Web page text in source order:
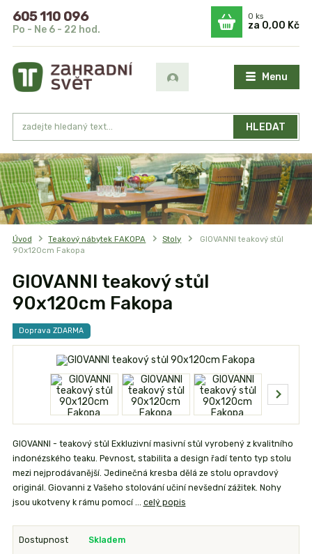
Menu
HLEDAT
605 110 096
Po - Ne 6 - 22 hod.
0ks
za 0,00 Kč
Úvod Teakový nábytek FAKOPA Stoly
GIOVANNI teakový stůl
90x120cm Fakopa
GIOVANNI teakový stůl
90x120cm Fakopa
Doprava ZDARMA
GIOVANNI - teakový stůl Exkluzivní masivní stůl vyrobený z kvalitního
indonézského teaku. Pevnost, stabilita a design řadí tento typ stolu
mezi nejprodávanější. Jedinečná kresba dělá ze stolu opravdový
originál. Giovanni z Vašeho stolování učiní nevšední zážitek. Nohy
jsou ukotveny k rámu pomocí ... celý popis
Dostupnost Skladem